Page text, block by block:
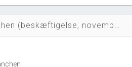
Nøgletal for branchen (beskæftigelse, november 2023)